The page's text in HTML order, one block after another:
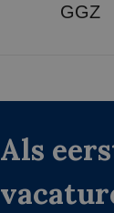
GGZ
Als